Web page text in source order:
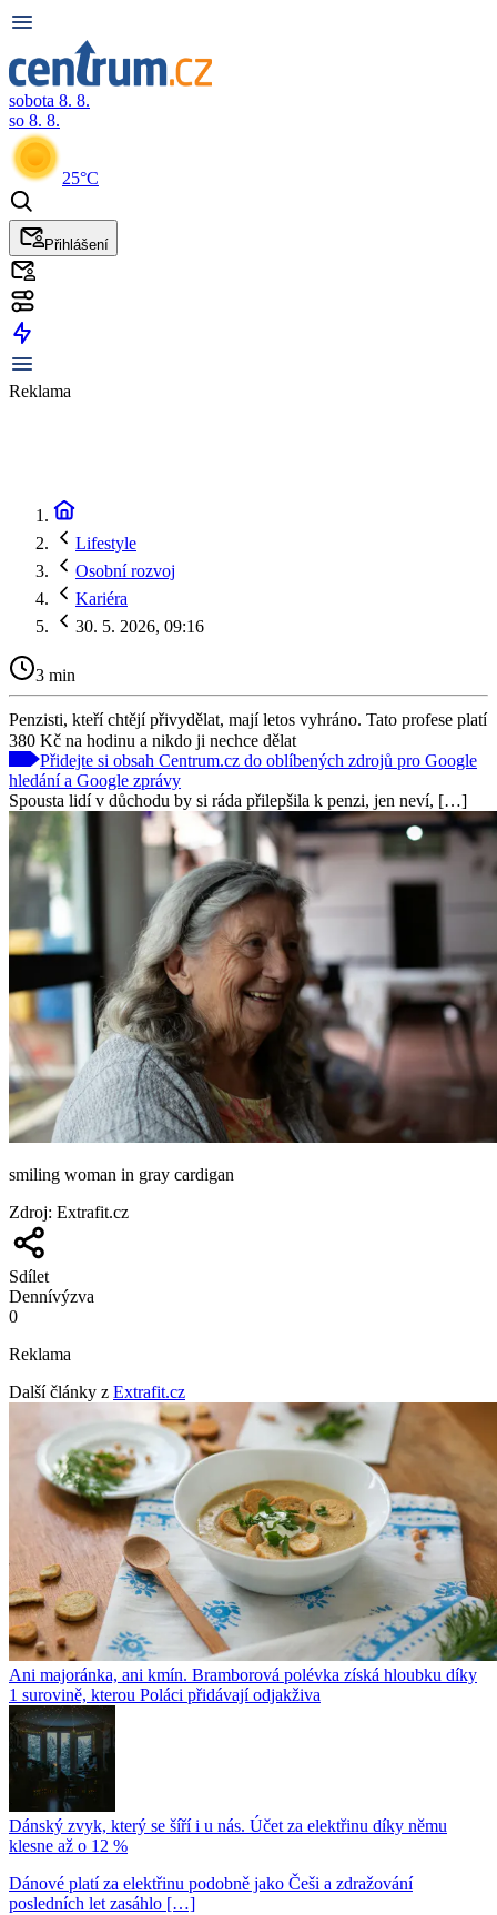
sobota 8. 8.
so 8. 8.
25°C
Přihlášení
Reklama
Lifestyle
Osobní rozvoj
Kariéra
30. 5. 2026, 09:16
3 min
Penzisti, kteří chtějí přivydělat, mají letos vyhráno. Tato profese platí
380 Kč na hodinu a nikdo ji nechce dělat
Přidejte si obsah Centrum.cz do oblíbených zdrojů pro Google
hledání a Google zprávy
Spousta lidí v důchodu by si ráda přilepšila k penzi, jen neví, […]
smiling woman in gray cardigan
Zdroj: Extrafit.cz
Sdílet
Dennívýzva
0
Reklama
Další články z Extrafit.cz
Ani majoránka, ani kmín. Bramborová polévka získá hloubku díky
1 surovině, kterou Poláci přidávají odjakživa
Dánský zvyk, který se šíří i u nás. Účet za elektřinu díky němu
klesne až o 12 %
Dánové platí za elektřinu podobně jako Češi a zdražování
posledních let zasáhlo […]